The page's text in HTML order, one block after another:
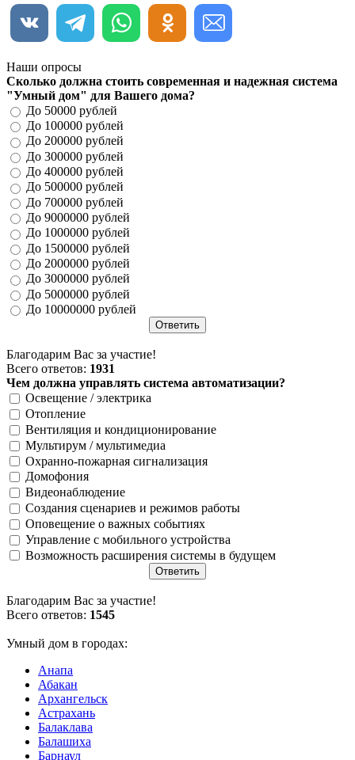
Наши опросы
Сколько должна стоить современная и надежная система
"Умный дом" для Вашего дома?
До 50000 рублей
До 100000 рублей
До 200000 рублей
До 300000 рублей
До 400000 рублей
До 500000 рублей
До 700000 рублей
До 9000000 рублей
До 1000000 рублей
До 1500000 рублей
До 2000000 рублей
До 3000000 рублей
До 5000000 рублей
До 10000000 рублей
Благодарим Вас за участие!
Всего ответов: 1931
Чем должна управлять система автоматизации?
Освещение / электрика
Отопление
Вентиляция и кондиционирование
Мультирум / мультимедиа
Охранно-пожарная сигнализация
Домофония
Видеонаблюдение
Создания сценариев и режимов работы
Оповещение о важных событиях
Управление с мобильного устройства
Возможность расширения системы в будущем
Благодарим Вас за участие!
Всего ответов: 1545
Умный дом в городах:
Анапа
Абакан
Архангельск
Астрахань
Балаклава
Балашиха
Барнаул